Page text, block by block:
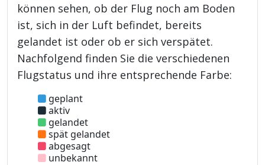
können sehen, ob der Flug noch am Boden
ist, sich in der Luft befindet, bereits
gelandet ist oder ob er sich verspätet.
Nachfolgend finden Sie die verschiedenen
Flugstatus und ihre entsprechende Farbe:
geplant
aktiv
gelandet
spät gelandet
abgesagt
unbekannt